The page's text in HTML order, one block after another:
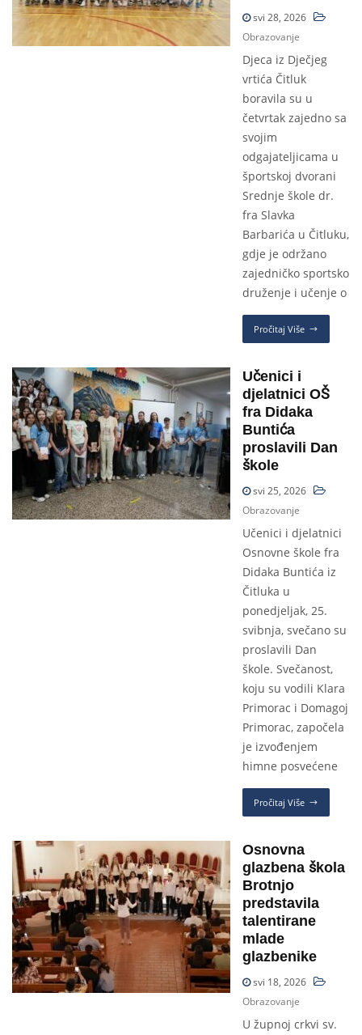
svi 28, 2026
Obrazovanje
Djeca iz Dječjeg
vrtića Čitluk
boravila su u
četvrtak zajedno sa
svojim
odgajateljicama u
športskoj dvorani
Srednje škole dr.
fra Slavka
Barbarića u Čitluku,
gdje je održano
zajedničko sportsko
druženje i učenje o
Pročitaj Više
Učenici i
djelatnici OŠ
fra Didaka
Buntića
proslavili Dan
škole
svi 25, 2026
Obrazovanje
Učenici i djelatnici
Osnovne škole fra
Didaka Buntića iz
Čitluka u
ponedjeljak, 25.
svibnja, svečano su
proslavili Dan
škole. Svečanost,
koju su vodili Klara
Primorac i Domagoj
Primorac, započela
je izvođenjem
himne posvećene
Pročitaj Više
Osnovna
glazbena škola
Brotnjo
predstavila
talentirane
mlade
glazbenike
svi 18, 2026
Obrazovanje
U župnoj crkvi sv.